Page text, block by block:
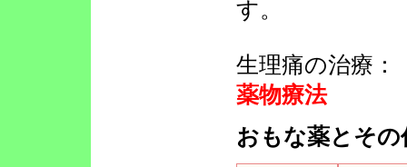
す。
生理痛の治療：
薬物療法
おもな薬とその